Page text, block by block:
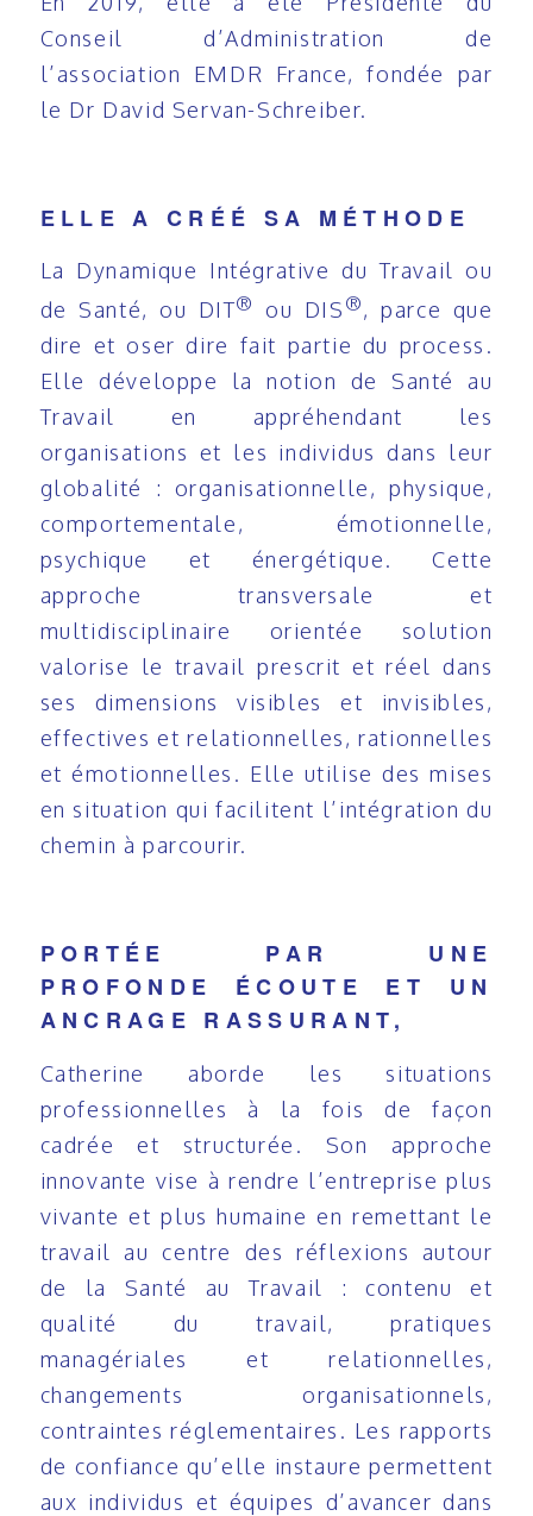
Conseil d’Administration de
l’association EMDR France, fondée par
le Dr David Servan-Schreiber.
ELLE A CRÉÉ SA MÉTHODE
La Dynamique Intégrative du Travail ou
de Santé, ou DIT® ou DIS ®, parce que
dire et oser dire fait partie du process.
Elle développe la notion de Santé au
Travail en appréhendant les
organisations et les individus dans leur
globalité : organisationnelle, physique,
comportementale, émotionnelle,
psychique et énergétique. Cette
approche transversale et
multidisciplinaire orientée solution
valorise le travail prescrit et réel dans
ses dimensions visibles et invisibles,
effectives et relationnelles, rationnelles
et émotionnelles. Elle utilise des mises
en situation qui facilitent l’intégration du
chemin à parcourir.
PORTÉE PAR UNE
PROFONDE ÉCOUTE ET UN
ANCRAGE RASSURANT,
Catherine aborde les situations
professionnelles à la fois de façon
cadrée et structurée. Son approche
innovante vise à rendre l’entreprise plus
vivante et plus humaine en remettant le
travail au centre des réflexions autour
de la Santé au Travail : contenu et
qualité du travail, pratiques
managériales et relationnelles,
changements organisationnels,
contraintes réglementaires. Les rapports
de confiance qu’elle instaure permettent
aux individus et équipes d’avancer dans